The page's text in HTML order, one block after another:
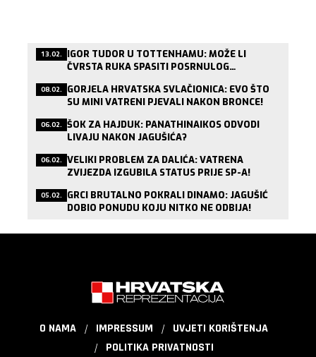
13.02. IGOR TUDOR U TOTTENHAMU: MOŽE LI
ČVRSTA RUKA SPASITI POSRNULOG
08.02. GORJELA HRVATSKA SVLAČIONICA: EVO ŠTO
SU MINI VATRENI PJEVALI NAKON BRONCE!
06.02. ŠOK ZA HAJDUK: PANATHINAIKOS ODVODI
LIVAJU NAKON JAGUŠIĆA?
06.02. VELIKI PROBLEM ZA DALIĆA: VATRENA
ZVIJEZDA IZGUBILA STATUS PRIJE SP-A!
05.02. GRCI BRUTALNO POKRALI DINAMO: JAGUŠIĆ
DOBIO PONUDU KOJU NITKO NE ODBIJA!
O NAMA IMPRESSUM
UVJETI KORIŠTENJA
POLITIKA PRIVATNOSTI